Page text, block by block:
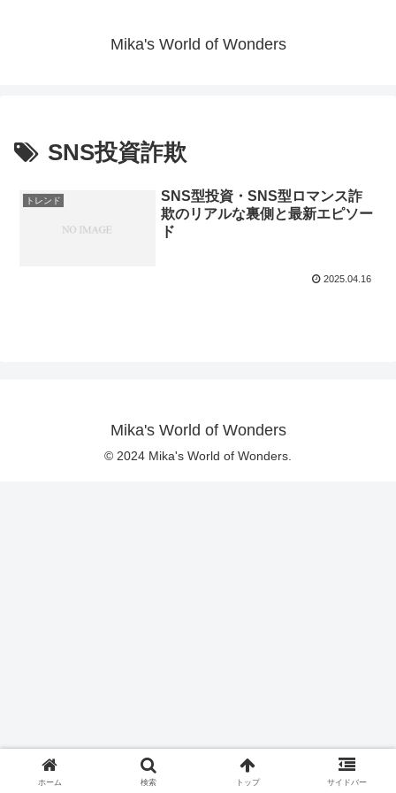
Mika's World of Wonders
SNS投資詐欺
トレンド
SNS型投資・SNS型ロマンス詐
欺のリアルな裏側と最新エピソー
ド
2025.04.16
Mika's World of Wonders
© 2024 Mika's World of Wonders.
ホーム 検索 トップ サイドバー